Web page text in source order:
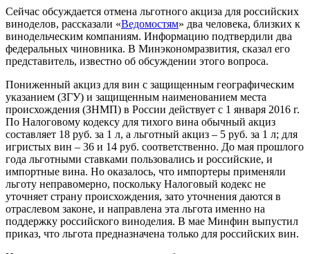
Сейчас обсуждается отмена льготного акциза для российских
виноделов, рассказали «Ведомостям» два человека, близких к
винодельческим компаниям. Информацию подтвердили два
федеральных чиновника. В Минэкономразвития, сказал его
представитель, известно об обсуждении этого вопроса.
Пониженный акциз для вин с защищенным географическим
указанием (ЗГУ) и защищенным наименованием места
происхождения (ЗНМП) в России действует с 1 января 2016 г.
По Налоговому кодексу для тихого вина обычный акциз
составляет 18 руб. за 1 л, а льготный акциз – 5 руб. за 1 л; для
игристых вин – 36 и 14 руб. соответственно. До мая прошлого
года льготными ставками пользовались и российские, и
импортные вина. Но оказалось, что импортеры применяли
льготу неправомерно, поскольку Налоговый кодекс не
уточняет страну происхождения, зато уточнения даются в
отраслевом законе, и направлена эта льгота именно на
поддержку российского виноделия. В мае Минфин выпустил
приказ, что льгота предназначена только для российских вин.